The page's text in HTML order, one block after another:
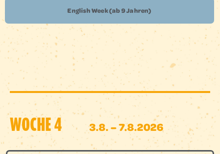
English Week (ab 9 Jahren)
WOCHE 4 3.8. – 7.8.2026